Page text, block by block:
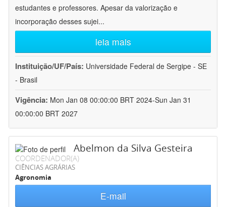
estudantes e professores. Apesar da valorização e
incorporação desses sujei...
leia mais
Instituição/UF/País: Universidade Federal de Sergipe - SE
- Brasil
Vigência: Mon Jan 08 00:00:00 BRT 2024-Sun Jan 31
00:00:00 BRT 2027
Abelmon da Silva Gesteira
COORDENADOR(A)
CIÊNCIAS AGRÁRIAS
Agronomia
E-mail